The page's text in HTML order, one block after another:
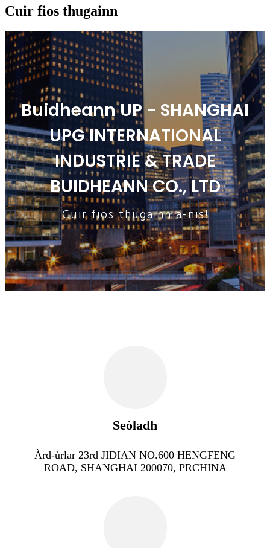
Cuir fios thugainn
Buidheann UP - SHANGHAI
UPG INTERNATIONAL
INDUSTRIE & TRADE
BUIDHEANN CO., LTD
Cuir fios thugainn a-nis!
Seòladh
Àrd-ùrlar 23rd JIDIAN NO.600 HENGFENG
ROAD, SHANGHAI 200070, PRCHINA